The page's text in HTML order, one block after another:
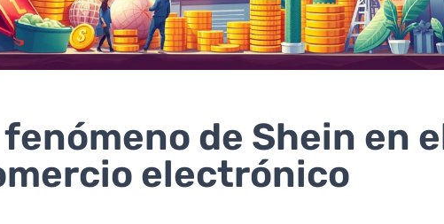
fenómeno de Shein en
electrónico